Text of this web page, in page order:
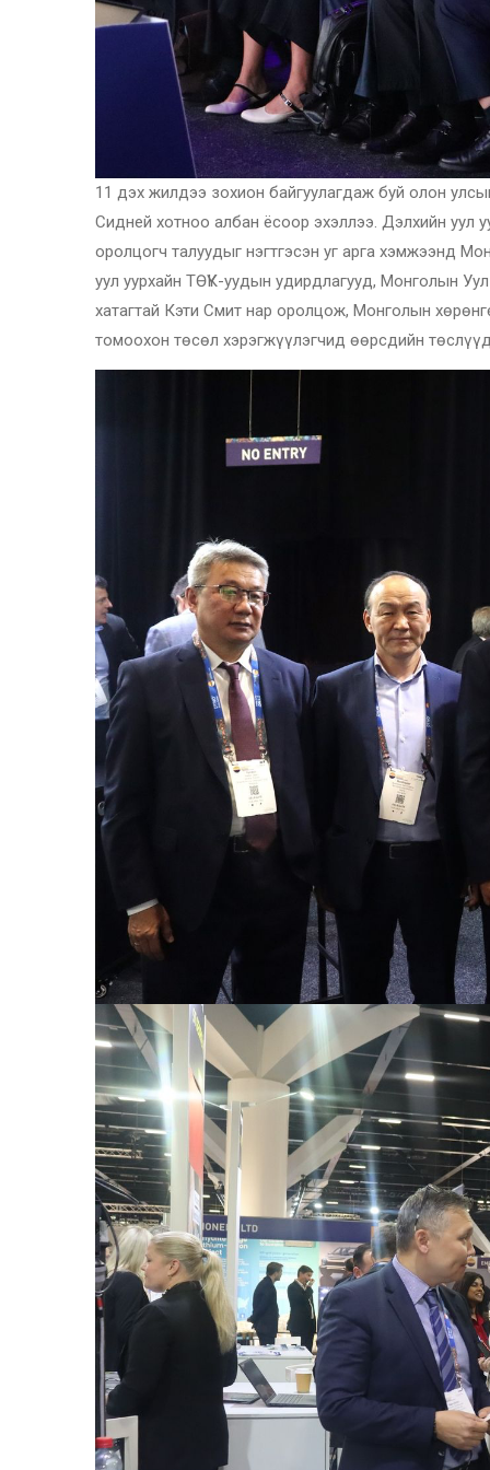
11 дэх жилдээ зохион байгуулагдаж буй олон
Сидней хотноо албан ёсоор эхэллээ. Дэлхийн уул
оролцогч талуудыг нэгтгэсэн уг арга хэмжээнд
уул уурхайн ТӨҮК-уудын удирдлагууд, Монголын
хатагтай Кэти Смит нар оролцож, Монголын
томоохон төсөл хэрэгжүүлэгчид өөрсдийн